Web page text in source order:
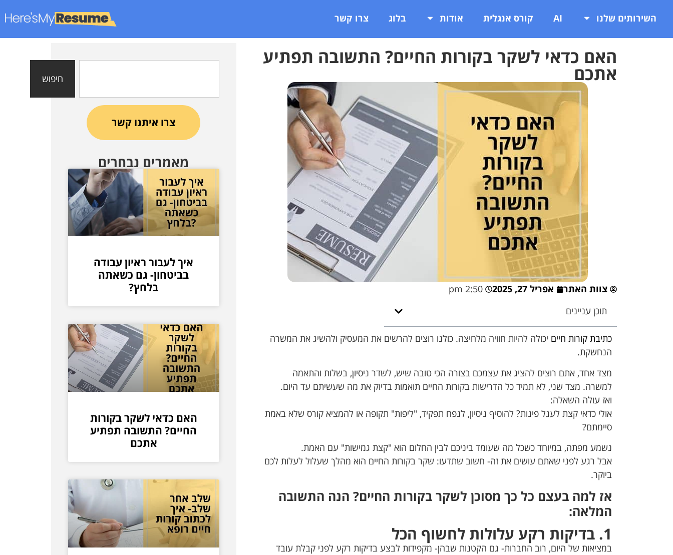
השירותים שלנו AI קורס אנגלית אודות בלוג צרו קשר
האם כדאי לשקר בקורות החיים? התשובה תפתיע
אתכם
צוות האתר אפריל 27, 2025
2:50 pm
תוכן עניינים
כתיבת קורות חיים יכולה להיות חוויה מלחיצה. כולנו רוצים להרשים את המעסיק ולהשיג את המשרה
הנחשקת.
מצד אחד, אתם רוצים להציג את עצמכם בצורה הכי טובה שיש, לשדר ניסיון, בשלות והתאמה
למשרה. מצד שני, לא תמיד כל הדרישות בקורות החיים תואמות בדיוק את מה שעשיתם עד היום.
ואז עולה השאלה:
אולי כדאי קצת לעגל פינות? להוסיף ניסיון, לנפח תפקיד, "ליפות" תקופה או להמציא קורס שלא באמת
סיימתם?
נשמע מפתה, במיוחד כשכל מה שעומד ביניכם לבין החלום הוא "קצת גמישות" עם האמת.
אבל רגע לפני שאתם עושים את זה- חשוב שתדעו: שקר בקורות החיים הוא מהלך שעלול לעלות לכם
ביוקר.
אז למה בעצם כל כך מסוכן לשקר בקורות החיים? הנה התשובה
המלאה:
1. בדיקות רקע עלולות לחשוף הכל
במציאות של היום, רוב החברות- גם הקטנות שבהן- מקפידות לבצע בדיקות רקע לפני קבלת עובד
חיפוש
צרו איתנו קשר
מאמרים נבחרים
איך לעבור ראיון עבודה
בביטחון- גם כשאתה
בלחץ?
האם כדאי לשקר בקורות
החיים? התשובה תפתיע
אתכם